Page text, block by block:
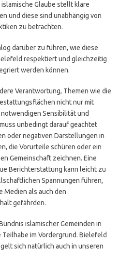
Glaube stellt klare
und diese sind unabhängig von
zu betrachten.
darüber zu führen, wie diese
respektiert und gleichzeitig
werden können.
Verantwortung, Themen wie die
nicht nur mit
Sensibilität und
unbedingt darauf geachtet
oder negativen Darstellungen in
die Vorurteile schüren oder ein
Gemeinschaft zeichnen. Eine
Berichterstattung kann leicht zu
Spannungen führen,
Medien als auch den
gefährden.
islamischer Gemeinden in
im Vordergrund. Bielefeld
sich natürlich auch in unseren